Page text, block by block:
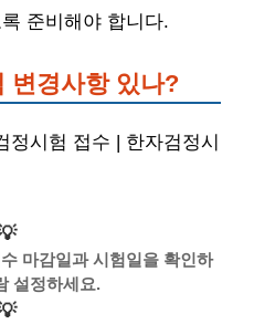
준비해야 합니다.
변경사항 있나?
정시험 접수 | 한자검정시
마감일과 시험일을 확인하
설정하세요.